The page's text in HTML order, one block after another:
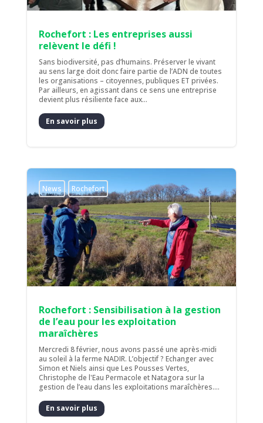
Rochefort : Les entreprises aussi
relèvent le défi !
Sans biodiversité, pas d’humains. Préserver le vivant
au sens large doit donc faire partie de l’ADN de toutes
les organisations – citoyennes, publiques ET privées.
Par ailleurs, en agissant dans ce sens une entreprise
devient plus résiliente face aux...
En savoir plus
News Rochefort
Rochefort : Sensibilisation à la gestion
de l’eau pour les exploitation
maraîchères
Mercredi 8 février, nous avons passé une après-midi
au soleil à la ferme NADIR. L’objectif ? Echanger avec
Simon et Niels ainsi que Les Pousses Vertes,
Christophe de l'Eau Permacole et Natagora sur la
gestion de l’eau dans les exploitations maraîchères....
En savoir plus